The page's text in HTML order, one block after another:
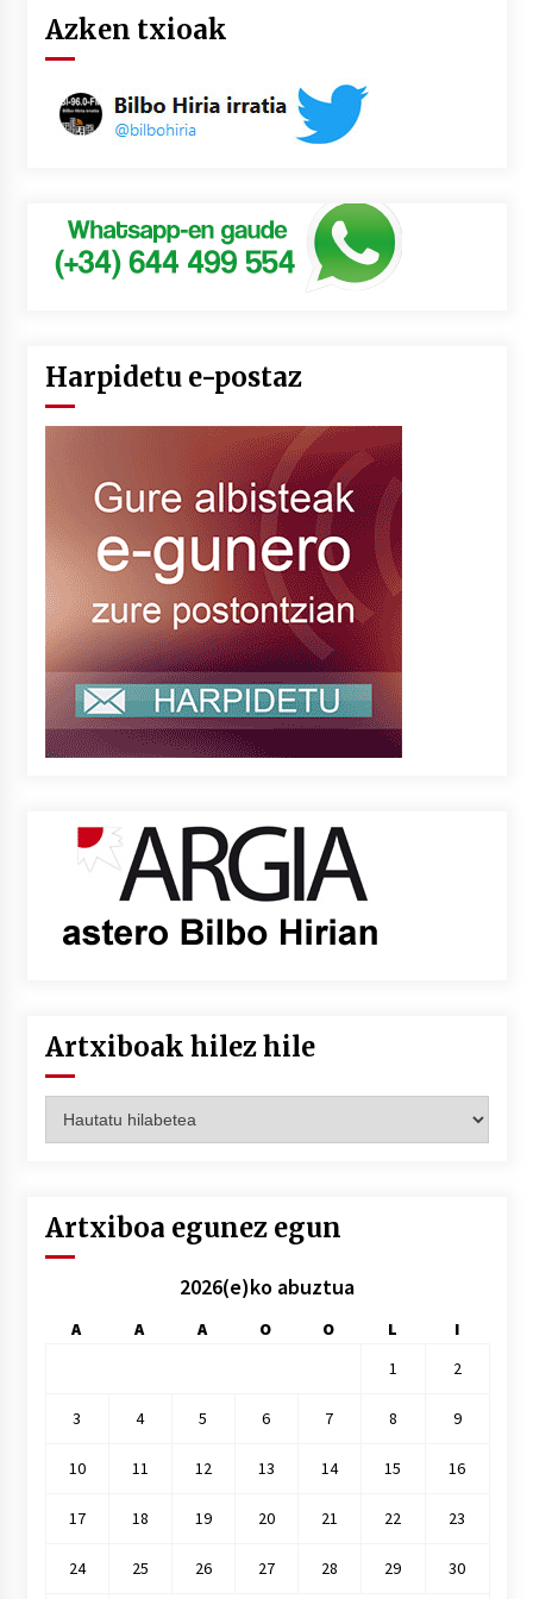
Azken txioak
Harpidetu e-postaz
Artxiboak hilez hile
hilez
Artxiboa egunez egun
2026(e)ko abuztua
A A A O O L
I
1
2
3 4 5 6 7 8 9
10 11 12 13 14 15 16
17 18 19 20 21 22 23
24 25 26 27 28 29 30